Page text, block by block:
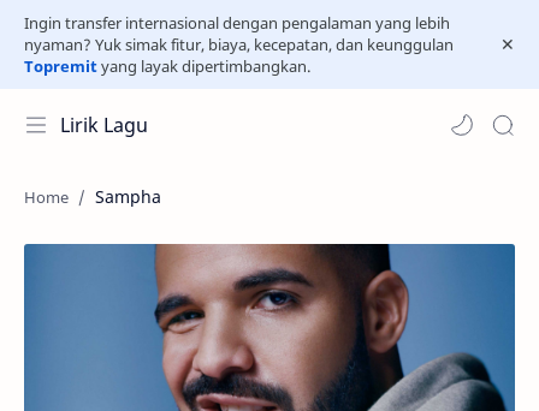
Ingin transfer internasional dengan pengalaman yang lebih
nyaman? Yuk simak fitur, biaya, kecepatan, dan keunggulan
Topremityang layak dipertimbangkan.
Lirik Lagu
Sampha